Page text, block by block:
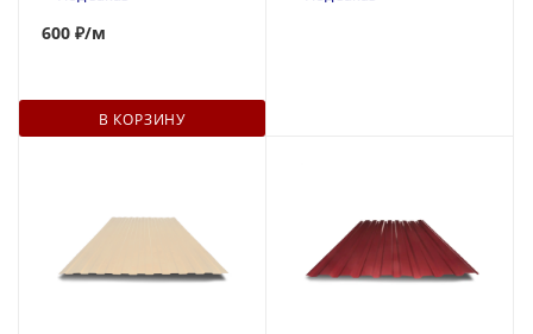
600 ₽/м
В КОРЗИНУ